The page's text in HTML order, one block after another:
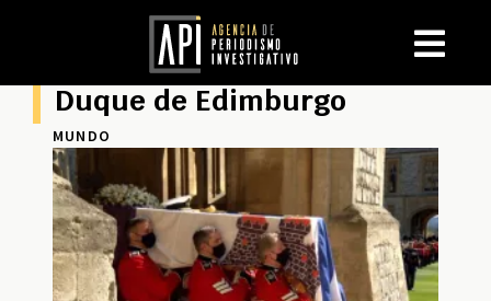
Duque de Edimburgo
MUNDO